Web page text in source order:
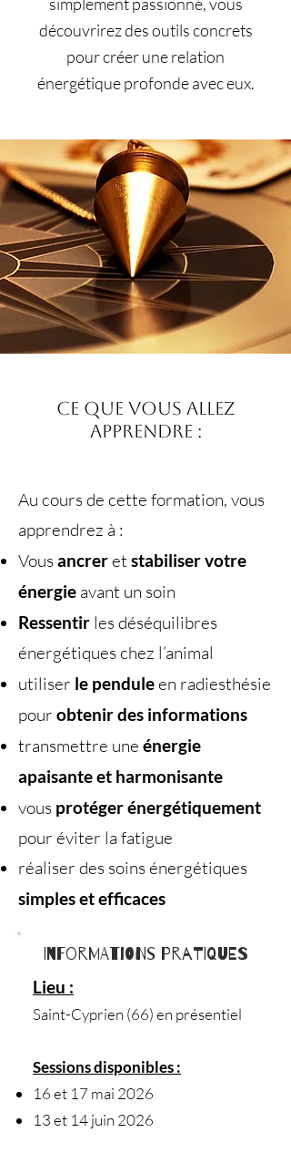
découvrirez des outils concrets
pour créer une relation
énergétique profonde avec eux.
Ce que vous allez
apprendre :
Au cours de cette formation, vous
apprendrez à :
Vous ancreret stabiliser votre
énergie avant un soin
Ressentir les déséquilibres
énergétiques chez l’animal
utiliser le penduleen radiesthésie
pour obtenir des informations
transmettre une énergie
apaisante et harmonisante
vous protéger énergétiquement
pour éviter la fatigue
réaliser des soins énergétiques
simples et efficaces
Informations pratiques
Lieu :
Saint-Cyprien (66) en présentiel
Sessions disponibles :
16 et 17 mai 2026
13 et 14 juin 2026